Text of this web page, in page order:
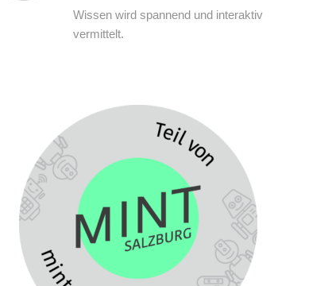
Wissen wird spannend und interaktiv
vermittelt.